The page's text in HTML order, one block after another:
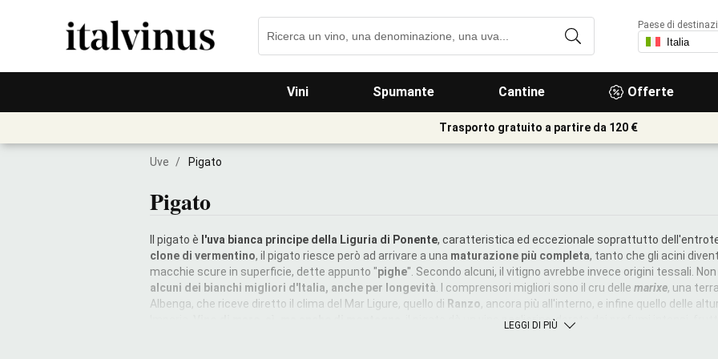
Vini Spumante Cantine Offerte
Paese di
Trasporto gratuito a partire da 120 €
Uve / Pigato
Pigato
Il pigato è l'uva bianca principe della Liguria di Ponente, caratteristica ed eccezionale soprattutto
clone di vermentino, il pigato riesce però ad arrivare a una maturazione più completa, tanto che gli acini
macchie scure in superficie, dette appunto "pighe". Secondo alcuni, il vitigno avrebbe invece origini tessali.
alcuni dei bianchi migliori d'Italia, anche per longevità . I comprensori migliori sono il cru delle marixe, una
Albenga, che riceve diretto il clima del Mar Ligure, quello di Ranzo, ancora più all'interno, e infine quello delle
, il pigato dà un vino paglierino-dorato dai profumi intensi,
LEGGI DI PIÙ